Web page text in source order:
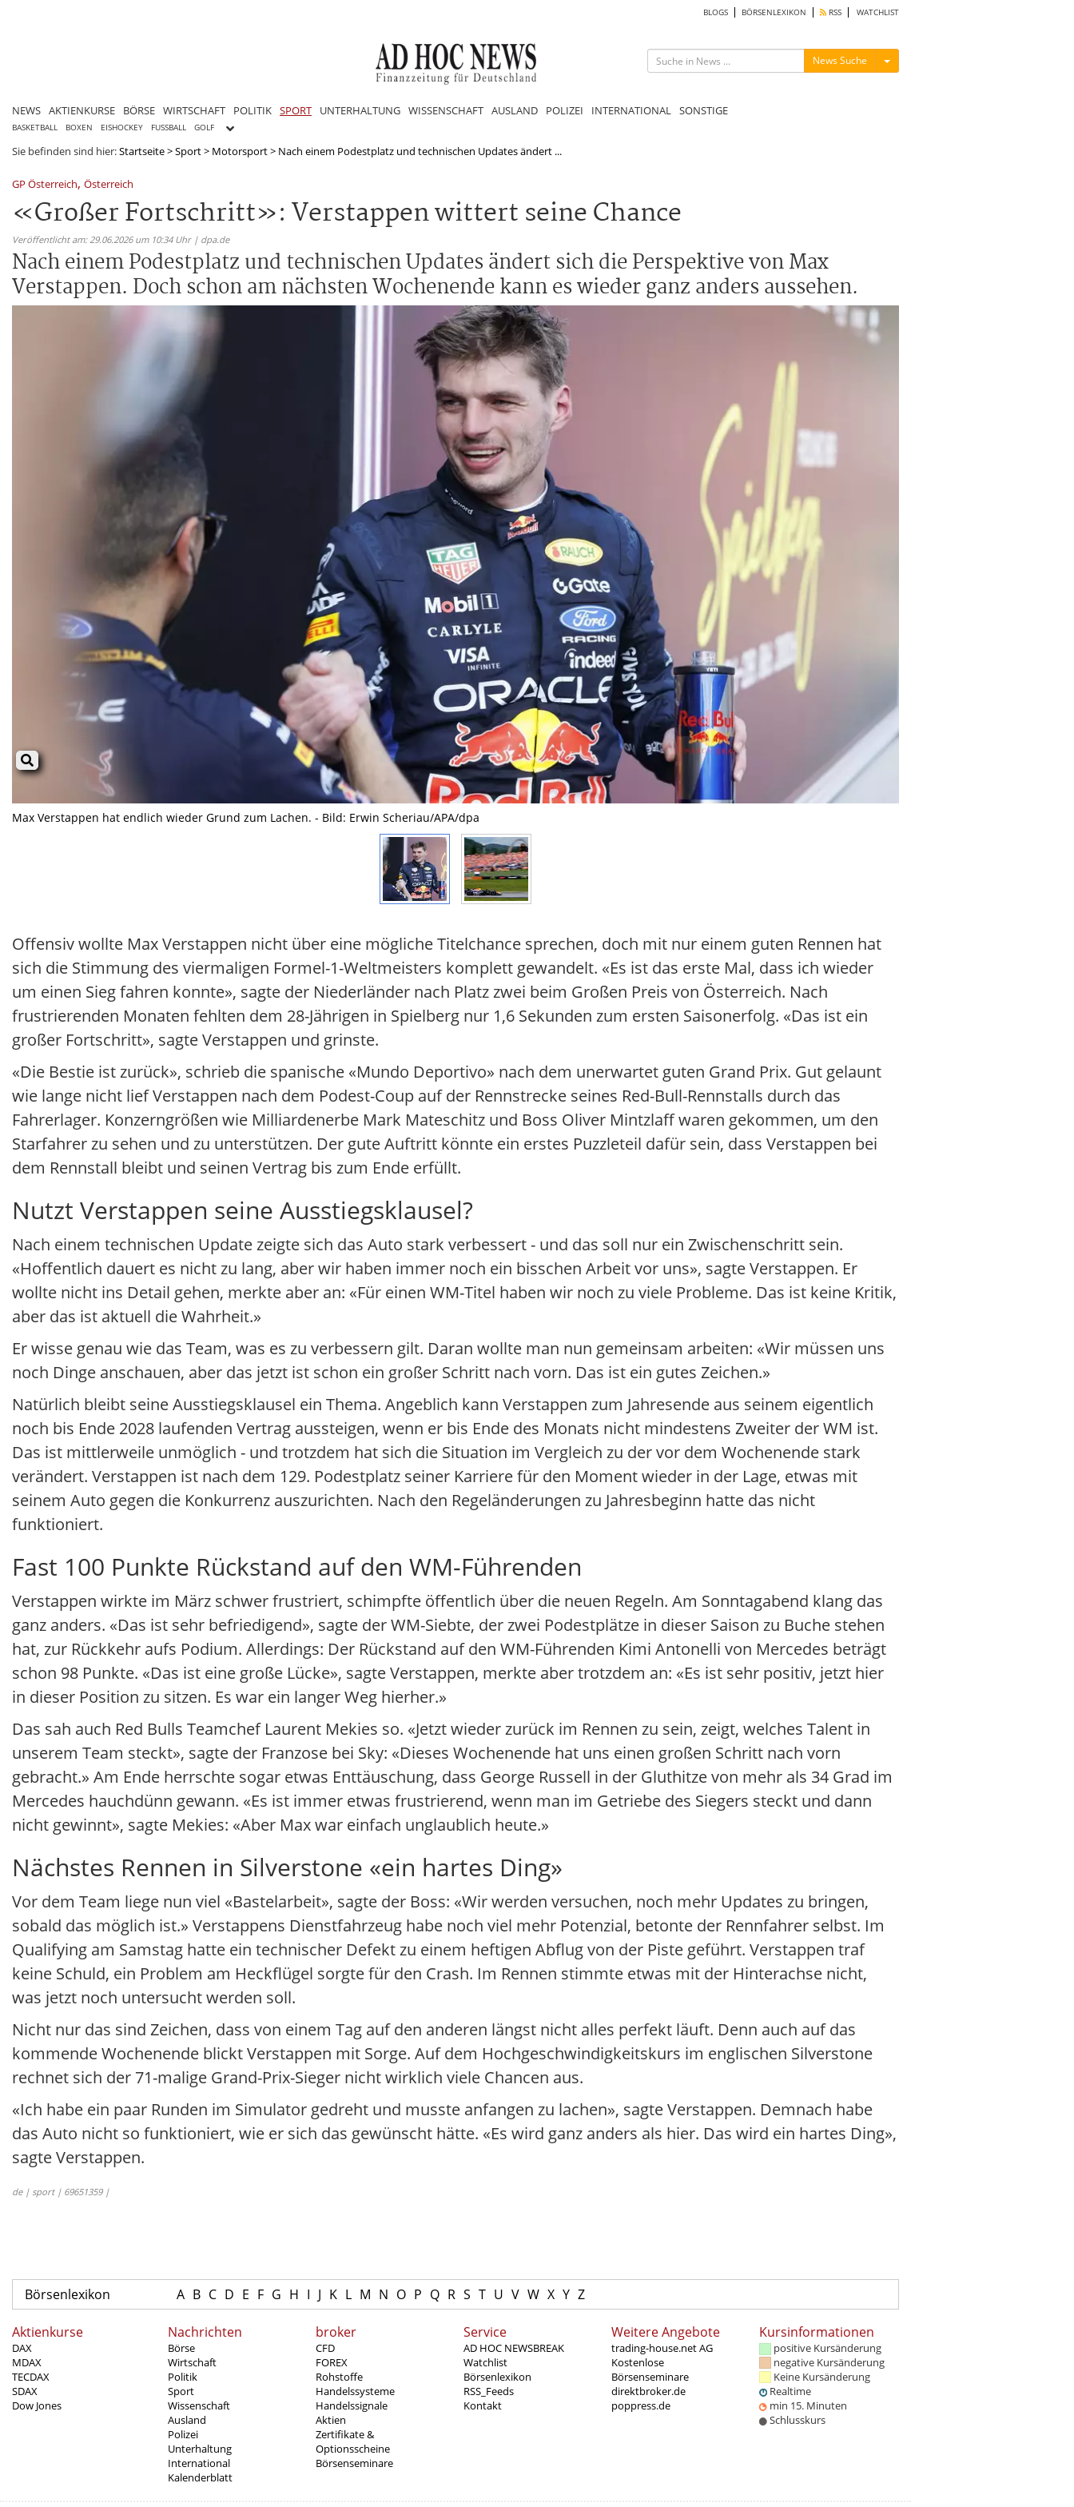
BLOGS BÖRSENLEXIKON RSS WATCHLIST
News Suche Menü ein-/ausblenden
NEWS AKTIENKURSE BÖRSE WIRTSCHAFT POLITIK SPORT UNTERHALTUNG WISSENSCHAFT AUSLAND POLIZEI INTERNATIONAL SONSTIGE
BASKETBALL BOXEN EISHOCKEY FUSSBALL GOLF
Sie befinden sind hier:Startseite>Sport> Motorsport> Nach einem Podestplatz und technischen Updates ändert ...
GP Österreich, Österreich
«Großer Fortschritt»: Verstappen wittert seine Chance
Veröffentlicht am: 29.06.2026 um 10:34 Uhr | dpa.de
Nach einem Podestplatz und technischen Updates ändert sich die Perspektive von Max
Verstappen. Doch schon am nächsten Wochenende kann es wieder ganz anders aussehen.
Max Verstappen hat endlich wieder Grund zum Lachen. - Bild: Erwin Scheriau/APA/dpa
Offensiv wollte Max Verstappen nicht über eine mögliche Titelchance sprechen, doch mit nur einem guten Rennen hat
sich die Stimmung des viermaligen Formel-1-Weltmeisters komplett gewandelt. «Es ist das erste Mal, dass ich wieder
um einen Sieg fahren konnte», sagte der Niederländer nach Platz zwei beim Großen Preis von Österreich. Nach
frustrierenden Monaten fehlten dem 28-Jährigen in Spielberg nur 1,6 Sekunden zum ersten Saisonerfolg. «Das ist ein
großer Fortschritt», sagte Verstappen und grinste.
«Die Bestie ist zurück», schrieb die spanische «Mundo Deportivo» nach dem unerwartet guten Grand Prix. Gut gelaunt
wie lange nicht lief Verstappen nach dem Podest-Coup auf der Rennstrecke seines Red-Bull-Rennstalls durch das
Fahrerlager. Konzerngrößen wie Milliardenerbe Mark Mateschitz und Boss Oliver Mintzlaff waren gekommen, um den
Starfahrer zu sehen und zu unterstützen. Der gute Auftritt könnte ein erstes Puzzleteil dafür sein, dass Verstappen bei
dem Rennstall bleibt und seinen Vertrag bis zum Ende erfüllt.
Nutzt Verstappen seine Ausstiegsklausel?
Nach einem technischen Update zeigte sich das Auto stark verbessert - und das soll nur ein Zwischenschritt sein.
«Hoffentlich dauert es nicht zu lang, aber wir haben immer noch ein bisschen Arbeit vor uns», sagte Verstappen. Er
wollte nicht ins Detail gehen, merkte aber an: «Für einen WM-Titel haben wir noch zu viele Probleme. Das ist keine Kritik,
aber das ist aktuell die Wahrheit.»
Er wisse genau wie das Team, was es zu verbessern gilt. Daran wollte man nun gemeinsam arbeiten: «Wir müssen uns
noch Dinge anschauen, aber das jetzt ist schon ein großer Schritt nach vorn. Das ist ein gutes Zeichen.»
Natürlich bleibt seine Ausstiegsklausel ein Thema. Angeblich kann Verstappen zum Jahresende aus seinem eigentlich
noch bis Ende 2028 laufenden Vertrag aussteigen, wenn er bis Ende des Monats nicht mindestens Zweiter der WM ist.
Das ist mittlerweile unmöglich - und trotzdem hat sich die Situation im Vergleich zu der vor dem Wochenende stark
verändert. Verstappen ist nach dem 129. Podestplatz seiner Karriere für den Moment wieder in der Lage, etwas mit
seinem Auto gegen die Konkurrenz auszurichten. Nach den Regeländerungen zu Jahresbeginn hatte das nicht
funktioniert.
Fast 100 Punkte Rückstand auf den WM-Führenden
Verstappen wirkte im März schwer frustriert, schimpfte öffentlich über die neuen Regeln. Am Sonntagabend klang das
ganz anders. «Das ist sehr befriedigend», sagte der WM-Siebte, der zwei Podestplätze in dieser Saison zu Buche stehen
hat, zur Rückkehr aufs Podium. Allerdings: Der Rückstand auf den WM-Führenden Kimi Antonelli von Mercedes beträgt
schon 98 Punkte. «Das ist eine große Lücke», sagte Verstappen, merkte aber trotzdem an: «Es ist sehr positiv, jetzt hier
in dieser Position zu sitzen. Es war ein langer Weg hierher.»
Das sah auch Red Bulls Teamchef Laurent Mekies so. «Jetzt wieder zurück im Rennen zu sein, zeigt, welches Talent in
unserem Team steckt», sagte der Franzose bei Sky: «Dieses Wochenende hat uns einen großen Schritt nach vorn
gebracht.» Am Ende herrschte sogar etwas Enttäuschung, dass George Russell in der Gluthitze von mehr als 34 Grad im
Mercedes hauchdünn gewann. «Es ist immer etwas frustrierend, wenn man im Getriebe des Siegers steckt und dann
nicht gewinnt», sagte Mekies: «Aber Max war einfach unglaublich heute.»
Nächstes Rennen in Silverstone «ein hartes Ding»
Vor dem Team liege nun viel «Bastelarbeit», sagte der Boss: «Wir werden versuchen, noch mehr Updates zu bringen,
sobald das möglich ist.» Verstappens Dienstfahrzeug habe noch viel mehr Potenzial, betonte der Rennfahrer selbst. Im
Qualifying am Samstag hatte ein technischer Defekt zu einem heftigen Abflug von der Piste geführt. Verstappen traf
keine Schuld, ein Problem am Heckflügel sorgte für den Crash. Im Rennen stimmte etwas mit der Hinterachse nicht,
was jetzt noch untersucht werden soll.
Nicht nur das sind Zeichen, dass von einem Tag auf den anderen längst nicht alles perfekt läuft. Denn auch auf das
kommende Wochenende blickt Verstappen mit Sorge. Auf dem Hochgeschwindigkeitskurs im englischen Silverstone
rechnet sich der 71-malige Grand-Prix-Sieger nicht wirklich viele Chancen aus.
«Ich habe ein paar Runden im Simulator gedreht und musste anfangen zu lachen», sagte Verstappen. Demnach habe
das Auto nicht so funktioniert, wie er sich das gewünscht hätte. «Es wird ganz anders als hier. Das wird ein hartes Ding»,
sagte Verstappen.
de | sport | 69651359 |
Börsenlexikon A B C D E F G H I J K L M N O P Q R S T U V W X Y Z
Aktienkurse
DAX
MDAX
TECDAX
SDAX
Dow Jones
Nachrichten
Börse
Wirtschaft
Politik
Sport
Wissenschaft
Ausland
Polizei
Unterhaltung
International
Kalenderblatt
broker
CFD
FOREX
Rohstoffe
Handelssysteme
Handelssignale
Aktien
Zertifikate &
Optionsscheine
Börsenseminare
Service
AD HOC NEWSBREAK
Watchlist
Börsenlexikon
RSS_Feeds
Kontakt
Weitere Angebote
trading-house.net AG
Kostenlose
Börsenseminare
direktbroker.de
poppress.de
Kursinformationen
positive Kursänderung
negative Kursänderung
Keine Kursänderung
Realtime
min 15. Minuten
Schlusskurs